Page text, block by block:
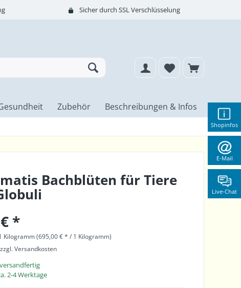
Shopinfos
E-Mail
Live-Chat
Sicher durch SSL Verschlüsselung
Zubehör Beschreibungen & Infos
Bachblüten für Tiere
*
Kilogramm (695,00 € * / 1 Kilogramm)
zzgl. Versandkosten
2-4 Werktage